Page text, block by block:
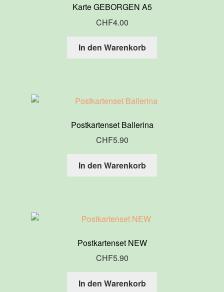
Karte GEBORGEN A5
CHF4.00
In den Warenkorb
Postkartenset Ballerina
CHF5.90
In den Warenkorb
Postkartenset NEW
CHF5.90
In den Warenkorb